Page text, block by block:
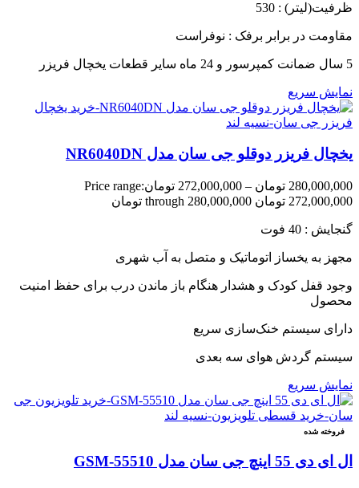
ظرفیت(لیتر) : 530
مقاومت در برابر برفک : نوفراست
5 سال ضمانت کمپرسور و 24 ماه سایر قطعات یخچال فریزر
نمایش سریع
یخچال فریزر دوقلو جی سان مدل NR6040DN
280,000,000 تومان –
272,000,000 تومانPrice range:
272,000,000 تومان through 280,000,000 تومان
گنجایش : 40 فوت
مجهز به یخساز اتوماتیک و متصل به آب شهری
وجود قفل کودک و هشدار هنگام باز ماندن درب برای حفظ امنیت
محصول
دارای سیستم خنک‌سازی سریع
سیستم گردش هوای سه بعدی
نمایش سریع
فروخته شده
ال ای دی 55 اینچ جی سان مدل GSM-55510